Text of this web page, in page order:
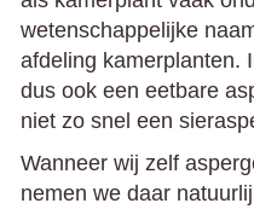
wetenschappelijke
afdeling kamerplanten.
dus ook een eetbare
niet zo snel een
Wanneer wij zelf
nemen we daar